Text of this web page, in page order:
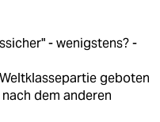
- wenigstens? -
geboten
dem anderen